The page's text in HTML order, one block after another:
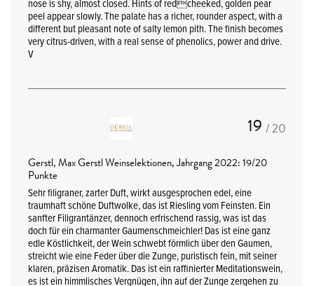
nose is shy, almost closed. Hints of redcheeked, golden pear
peel appear slowly. The palate has a richer, rounder aspect, with a
different but pleasant note of salty lemon pith. The finish becomes
very citrus-driven, with a real sense of phenolics, power and drive.
V
19 / 20
Gerstl, Max Gerstl Weinselektionen, Jahrgang 2022: 19/20
Punkte
Sehr filigraner, zarter Duft, wirkt ausgesprochen edel, eine
traumhaft schöne Duftwolke, das ist Riesling vom Feinsten. Ein
sanfter Filigrantänzer, dennoch erfrischend rassig, was ist das
doch für ein charmanter Gaumenschmeichler! Das ist eine ganz
edle Köstlichkeit, der Wein schwebt förmlich über den Gaumen,
streicht wie eine Feder über die Zunge, puristisch fein, mit seiner
klaren, präzisen Aromatik. Das ist ein raffinierter Meditationswein,
es ist ein himmlisches Vergnügen, ihn auf der Zunge zergehen zu